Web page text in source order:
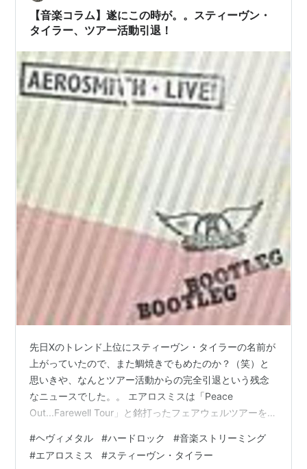
【音楽コラム】遂にこの時が。。スティーヴン・
タイラー、ツアー活動引退！
先日Xのトレンド上位にスティーヴン・タイラーの名前が
上がっていたので、また鯛焼きでもめたのか？（笑）と
思いきや、なんとツアー活動からの完全引退という残念
なニュースでした。。 エアロスミスは「Peace
Out...Farewell Tour」と銘打ったフェアウェルツアーを敢
損傷し、最初の３公演でストップしていたんですね。と
ころが、今年4月になって1年延期されたリスケジュール
#ヘヴィメタル #ハードロック #音楽ストリーミング
#エアロスミス #スティーヴン・タイラー